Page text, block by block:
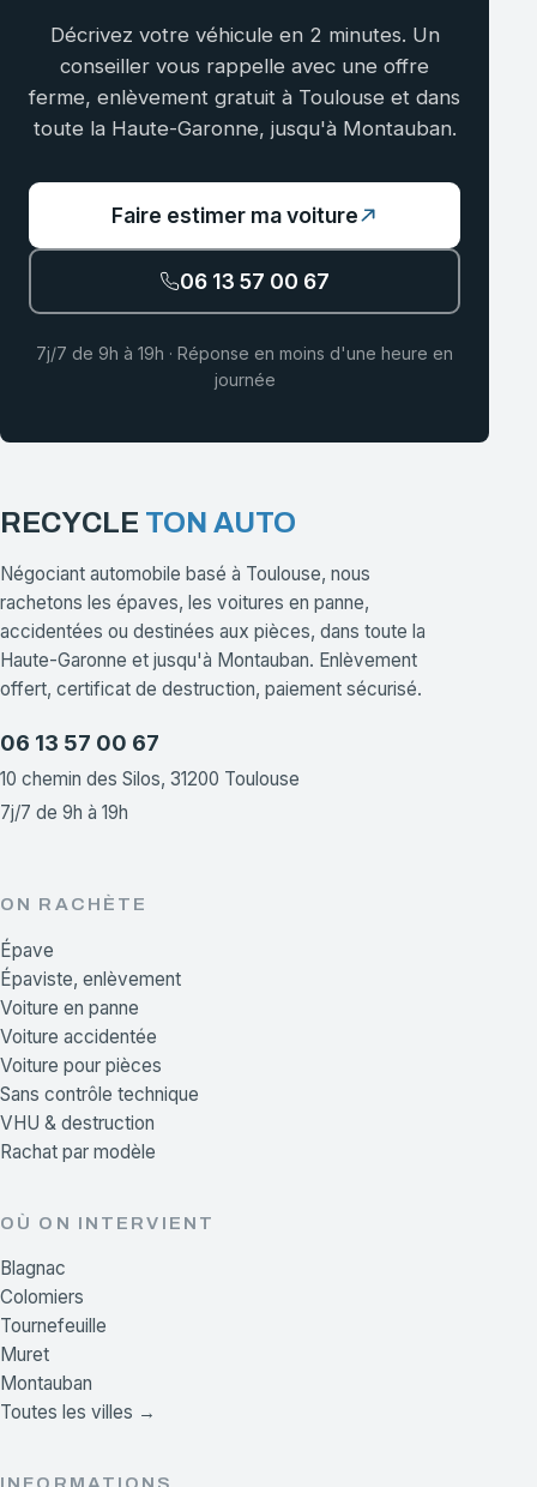
Décrivez votre véhicule en 2 minutes. Un
conseiller vous rappelle avec une offre
ferme, enlèvement gratuit à Toulouse et dans
toute la Haute-Garonne, jusqu'à Montauban.
Faire estimer ma voiture
06 13 57 00 67
7j/7 de 9h à 19h · Réponse en moins d'une heure en
journée
RECYCLE TON AUTO
Négociant automobile basé à Toulouse, nous
rachetons les épaves, les voitures en panne,
accidentées ou destinées aux pièces, dans toute la
Haute-Garonne et jusqu'à Montauban. Enlèvement
offert, certificat de destruction, paiement sécurisé.
06 13 57 00 67
10 chemin des Silos, 31200 Toulouse
7j/7 de 9h à 19h
ON RACHÈTE
Épave
Épaviste, enlèvement
Voiture en panne
Voiture accidentée
Voiture pour pièces
Sans contrôle technique
VHU & destruction
Rachat par modèle
OÙ ON INTERVIENT
Blagnac
Colomiers
Tournefeuille
Muret
Montauban
Toutes les villes →